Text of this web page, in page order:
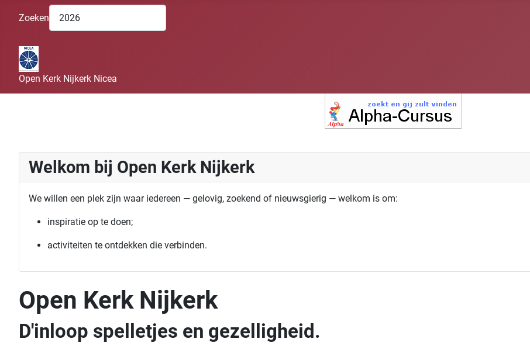
Zoeken
Open Kerk Nijkerk Nicea
Welkom bij Open Kerk Nijkerk
We willen een plek zijn waar iedereen — gelovig, zoekend of nieuwsgierig — welkom is om:
inspiratie op te doen;
activiteiten te ontdekken die verbinden.
Open Kerk Nijkerk
D'inloop spelletjes en gezelligheid.